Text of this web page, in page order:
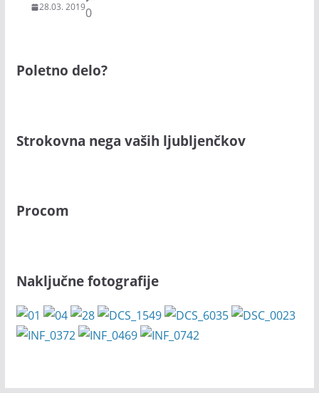
28.03. 20190
Poletno delo?
Strokovna nega vaših ljubljenčkov
Procom
Naključne fotografije